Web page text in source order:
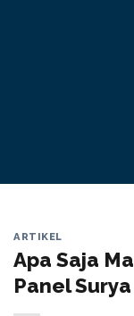
ARTIKEL
Apa Saja
Panel Surya